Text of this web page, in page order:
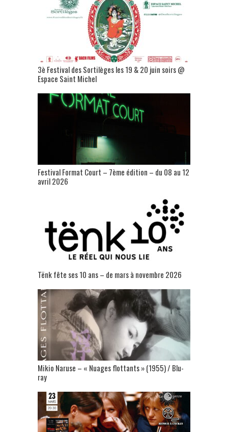
3è Festival des Sortilèges les 19 & 20 juin soirs @
Espace Saint Michel
Festival Format Court – 7ème édition – du 08 au 12
avril 2026
Tënk fête ses 10 ans – de mars à novembre 2026
Mikio Naruse – « Nuages flottants » (1955) / Blu-
ray